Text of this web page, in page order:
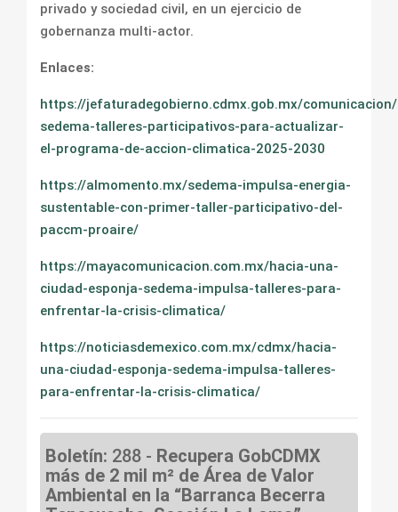
privado y sociedad civil, en un ejercicio de
gobernanza multi-actor.
Enlaces:
https://jefaturadegobierno.cdmx.gob.mx/
sedema-talleres-participativos-para-actualizar-
el-programa-de-accion-climatica-2025-2030
https://almomento.mx/sedema-impulsa-energia-
sustentable-con-primer-taller-participativo-del-
paccm-proaire/
https://mayacomunicacion.com.mx/hacia-una-
ciudad-esponja-sedema-impulsa-talleres-para-
enfrentar-la-crisis-climatica/
https://noticiasdemexico.com.mx/cdmx/hacia-
una-ciudad-esponja-sedema-impulsa-talleres-
para-enfrentar-la-crisis-climatica/
Boletín: 288 - Recupera GobCDMX
más de 2 mil m² de Área de Valor
Ambiental en la “Barranca Becerra